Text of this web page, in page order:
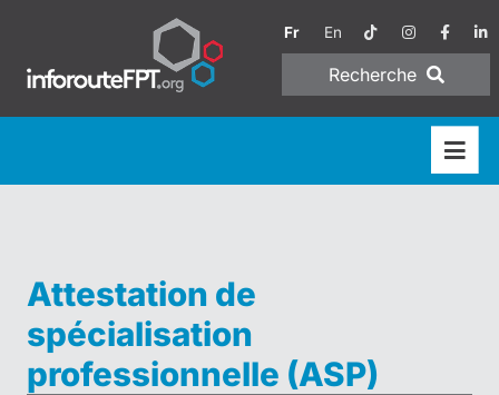
Fr En
Recherche
Attestation de
spécialisation
professionnelle (ASP)